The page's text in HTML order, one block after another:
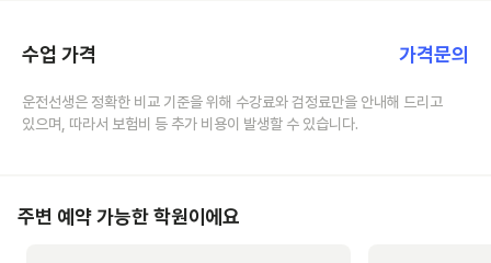
수업 가격 가격문의
운전선생은 정확한 비교 기준을 위해 수강료와 검정료만을 안내해 드리고
있으며, 따라서 보험비 등 추가 비용이 발생할 수 있습니다.
주변 예약 가능한 학원이에요